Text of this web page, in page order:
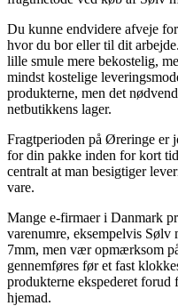
Du kunne endvidere afveje
hvor du bor eller til dit
lille smule mere bekostelig,
mindst kostelige
produkterne, men det
netbutikkens lager.
Fragtperioden på Øreringe er
for din pakke inden for kort
centralt at man besigtiger
vare.
Mange e-firmaer i Danmark
varenumre, eksempelvis Sølv
7mm, men vær opmærksom
gennemføres før et fast
produkterne ekspederet forud
hjemad.